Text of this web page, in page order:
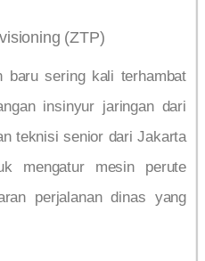
(ZTP)
baru sering kali terhambat
insinyur jaringan dari
teknisi senior dari Jakarta
mengatur mesin perute
perjalanan dinas yang